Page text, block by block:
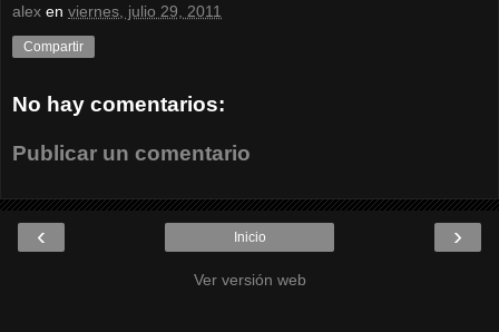
alex en viernes, julio 29, 2011
Compartir
No hay comentarios:
Publicar un comentario
‹ ›
Inicio
Ver versión web